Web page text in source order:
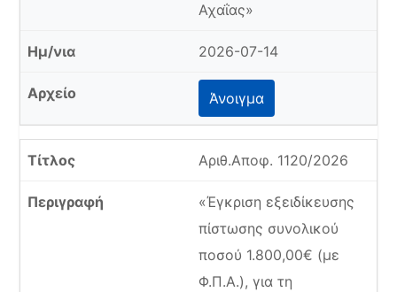
Αχαΐας»
2026-07-14
Άνοιγμα
Αριθ.Αποφ. 1120/2026
«Έγκριση εξειδίκευσης
πίστωσης συνολικού
ποσού 1.800,00€ (με
Φ.Π.Α.), για τη